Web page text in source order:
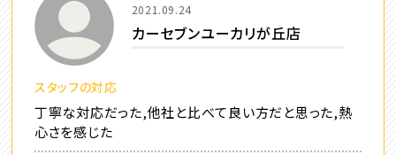
2021.09.24
カーセブンユーカリが丘店
スタッフの対応
丁寧な対応だった,他社と比べて良い方だと思った,熱
心さを感じた